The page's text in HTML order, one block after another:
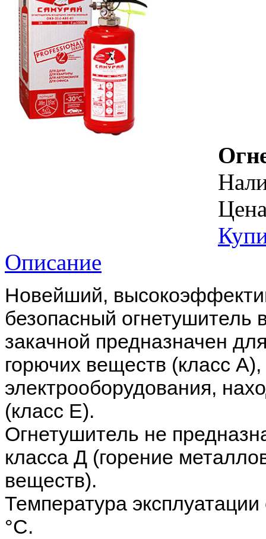
Описание
Новейший,
безопасный
закачной предназначен
горючих веществ (класс
электрооборудования,
(класс Е).
Огнетушитель не
класса Д (горение
веществ).
Температура
°С.